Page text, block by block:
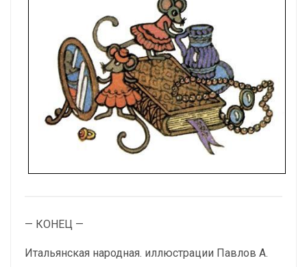
— КОНЕЦ —
Итальянская народная. иллюстрации Павлов А.